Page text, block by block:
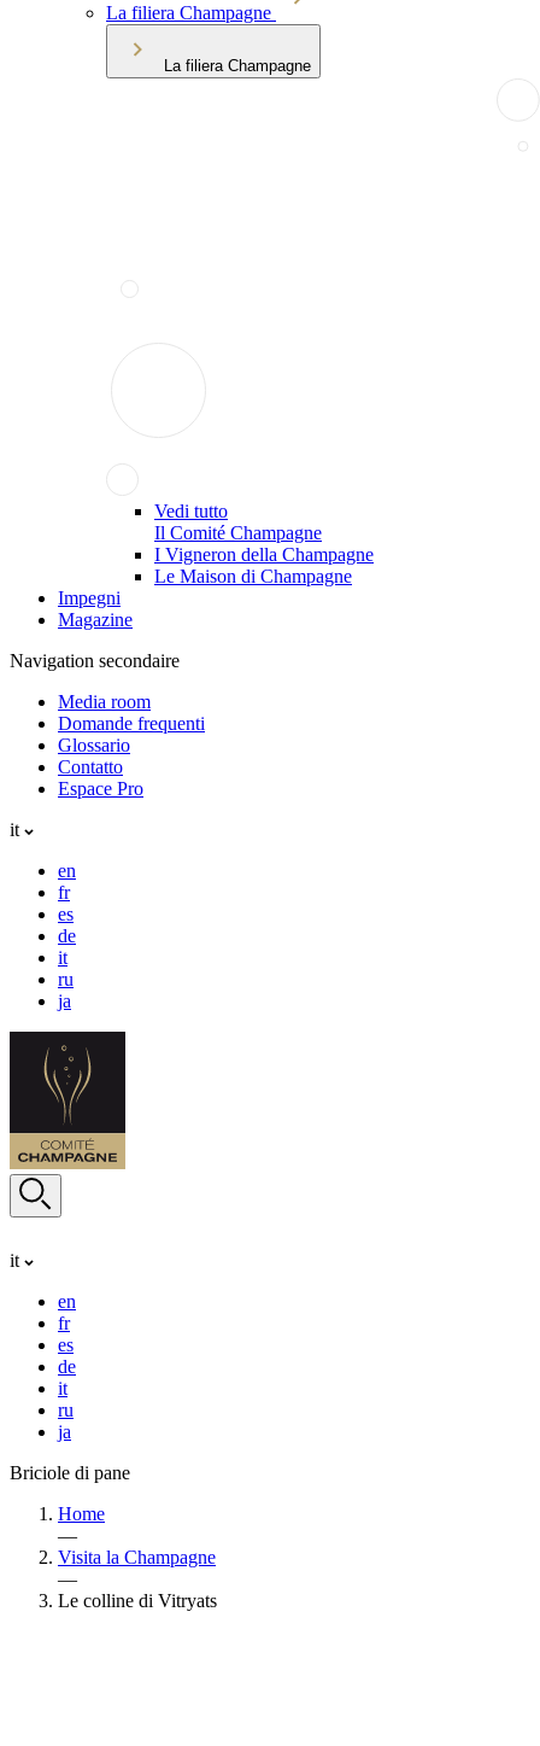
La filiera Champagne
La filiera Champagne
Vedi tutto
Il Comité Champagne
I Vigneron della Champagne
Le Maison di Champagne
Impegni
Magazine
Navigation secondaire
Media room
Domande frequenti
Glossario
Contatto
Espace Pro
it
en
fr
es
de
it
ru
ja
it
en
fr
es
de
it
ru
ja
Briciole di pane
Home
—
Visita la Champagne
—
Le colline di Vitryats